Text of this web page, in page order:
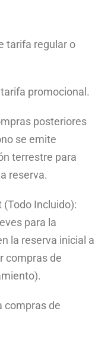
tarifa regular o
promocional.
posteriores
se emite
terrestre para
reserva.
(Todo Incluido):
para la
la reserva inicial a
compras de
compras de